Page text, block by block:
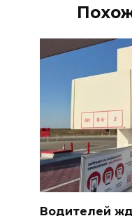
Водителей